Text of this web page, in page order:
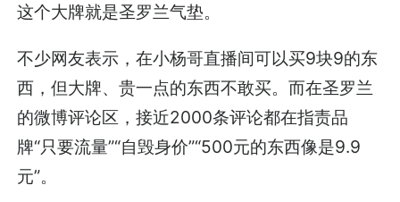
这个大牌就是圣罗兰气垫。
不少网友表示，在小杨哥直播间可以买9块9的东
西，但大牌、贵一点的东西不敢买。而在圣罗兰
的微博评论区，接近2000条评论都在指责品
牌“只要流量”“自毁身价”“500元的东西像是9.9
元”。